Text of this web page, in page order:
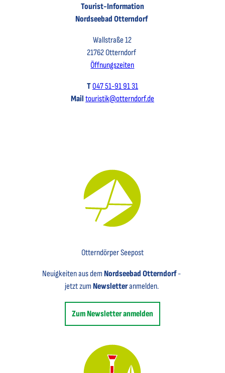
Tourist-Information
Nordseebad Otterndorf
Wallstraße 12
21762 Otterndorf
Öffnungszeiten
T047 51-91 91 31
Mail touristik@otterndorf.de
Otterndörper Seepost
Neuigkeiten aus demNordseebad Otterndorf-
jetzt zum Newsletteranmelden.
Zum Newsletter anmelden